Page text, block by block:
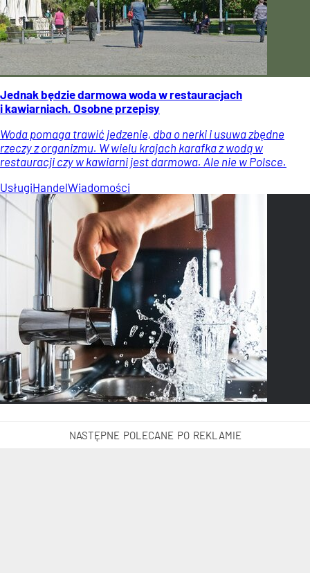
Jednak będzie darmowa woda w restauracjach
i kawiarniach. Osobne przepisy
Woda pomaga trawić jedzenie, dba o nerki i usuwa zbędne
rzeczy z organizmu. W wielu krajach karafka z wodą w
restauracji czy w kawiarni jest darmowa. Ale nie w Polsce.
UsługiHandelWiadomości